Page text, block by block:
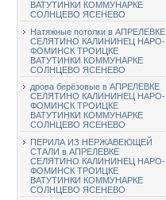
ВАТУТИНКИ КОММУНАРКЕ
СОЛНЦЕВО ЯСЕНЕВО
Натяжные потолки в АПРЕЛЕВКЕ
СЕЛЯТИНО КАЛИНИНЕЦ НАРО-
ФОМИНСК ТРОИЦКЕ
ВАТУТИНКИ КОММУНАРКЕ
СОЛНЦЕВО ЯСЕНЕВО
дрова берёзовые в АПРЕЛЕВКЕ
СЕЛЯТИНО КАЛИНИНЕЦ НАРО-
ФОМИНСК ТРОИЦКЕ
ВАТУТИНКИ КОММУНАРКЕ
СОЛНЦЕВО ЯСЕНЕВО
ПЕРИЛА ИЗ НЕРЖАВЕЮЩЕЙ
СТАЛИ в АПРЕЛЕВКЕ
СЕЛЯТИНО КАЛИНИНЕЦ НАРО-
ФОМИНСК ТРОИЦКЕ
ВАТУТИНКИ КОММУНАРКЕ
СОЛНЦЕВО ЯСЕНЕВО